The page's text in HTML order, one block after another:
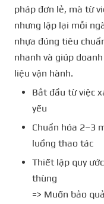
pháp đơn lẻ, mà từ
nhưng lặp lại mỗi
nhựa đúng tiêu
nhanh và giúp
liệu vận hành.
Bắt đầu từ việc
yếu
Chuẩn hóa 2–3
luồng thao tác
Thiết lập quy
thùng
=> Muốn bảo